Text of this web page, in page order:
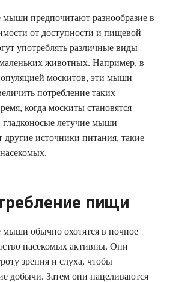
мыши предпочитают разнообразие в
от доступности и пищевой
употреблять различные виды
животных. Например, в
москитов, эти мыши
потребление таких
когда москиты становятся
летучие мыши
источники питания, такие
пищи
мыши обычно охотятся в ночное
насекомых активны. Они
зрения и слуха, чтобы
добычи. Затем они нацеливаются